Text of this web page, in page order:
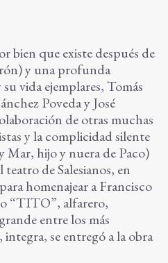
bien que existe después de
y una profunda
vida ejemplares, Tomás
Poveda y José
de otras muchas
y la complicidad silente
Mar, hijo y nuera de Paco)
de Salesianos, en
homenajear a Francisco
“TITO”, alfarero,
entre los más
se entregó a la obra